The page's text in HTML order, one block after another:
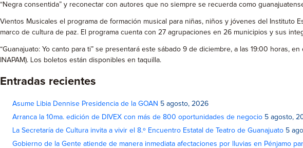
“Negra consentida” y reconectar con autores que no siempre se recuerda como
Vientos Musicales el programa de formación musical para niñas, niños y jóvenes del Instituto
marco de cultura de paz. El programa cuenta con 27 agrupaciones en 26 municipios y sus
“Guanajuato: Yo canto para ti” se presentará este sábado 9 de diciembre, a las 19:00 horas,
INAPAM). Los boletos están disponibles en taquilla.
Entradas recientes
Asume Libia Dennise Presidencia de la GOAN 5 agosto, 2026
Arranca la 10ma. edición de DIVEX con más de 800 oportunidades de negocio 5 agosto,
La Secretaría de Cultura invita a vivir el 8.º Encuentro Estatal de Teatro de Guanajuato 5
Gobierno de la Gente atiende de manera inmediata afectaciones por lluvias en Pénjamo